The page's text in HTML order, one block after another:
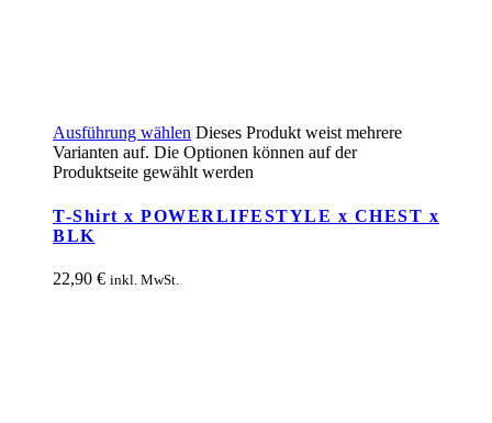
Ausführung wählen Dieses Produkt weist mehrere
Varianten auf. Die Optionen können auf der
Produktseite gewählt werden
T-Shirt x POWERLIFESTYLE x CHEST x
BLK
22,90 € inkl. MwSt.